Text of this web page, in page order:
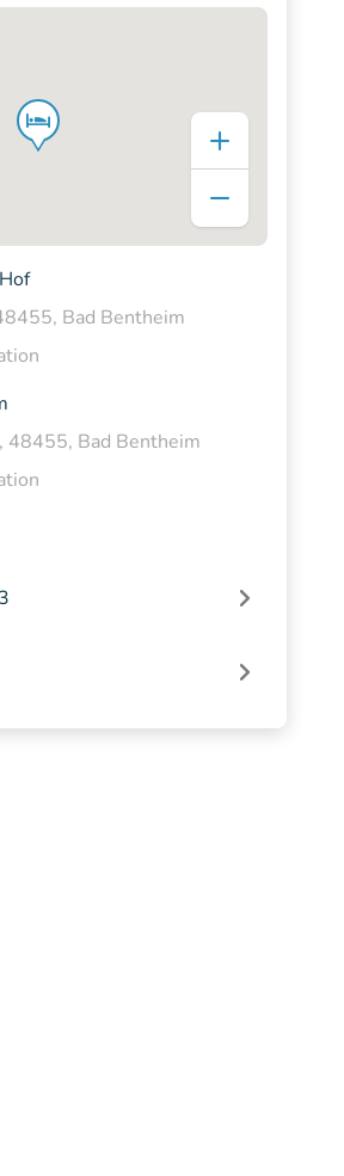
Bad Bentheim
48455, Bad Bentheim